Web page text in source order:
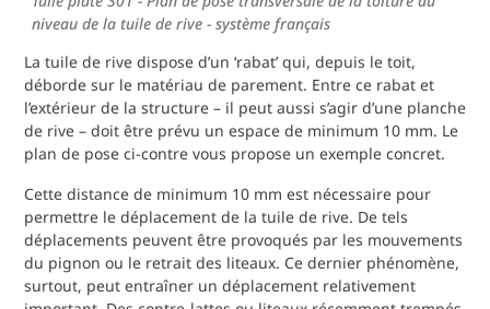
niveau de la tuile de rive - système français
La tuile de rive dispose d’un ‘rabat’ qui, depuis le toit,
déborde sur le matériau de parement. Entre ce rabat et
l’extérieur de la structure – il peut aussi s’agir d’une planche
de rive – doit être prévu un espace de minimum 10 mm. Le
plan de pose ci-contre vous propose un exemple concret.
Cette distance de minimum 10 mm est nécessaire pour
permettre le déplacement de la tuile de rive. De tels
déplacements peuvent être provoqués par les mouvements
du pignon ou le retrait des liteaux. Ce dernier phénomène,
surtout, peut entraîner un déplacement relativement